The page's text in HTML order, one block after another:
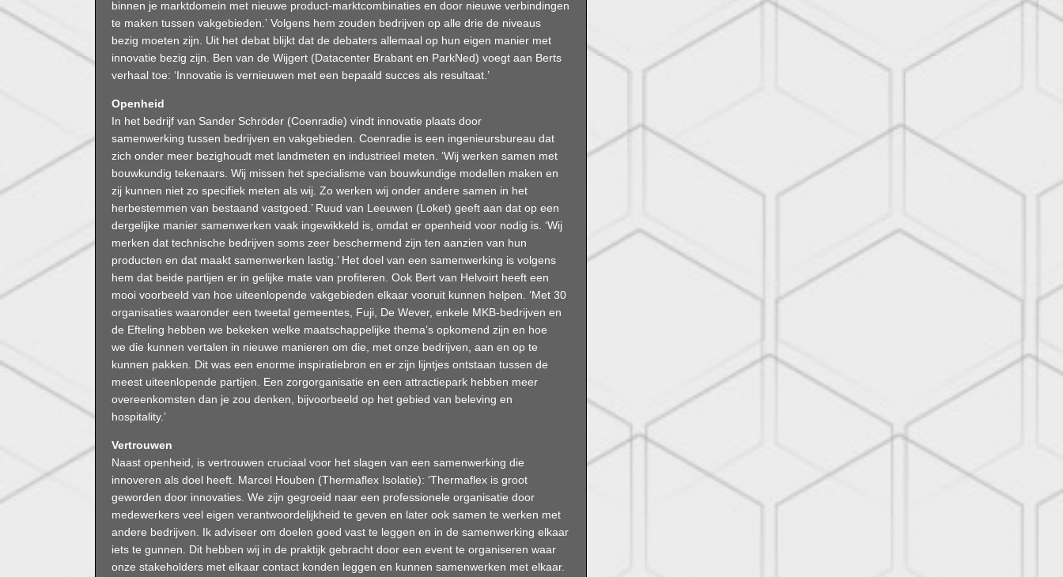
binnen je marktdomein met nieuwe product-marktcombinaties en door nieuwe verbindingen
te maken tussen vakgebieden.’ Volgens hem zouden bedrijven op alle drie de niveaus
bezig moeten zijn. Uit het debat blijkt dat de debaters allemaal op hun eigen manier met
innovatie bezig zijn. Ben van de Wijgert (Datacenter Brabant en ParkNed) voegt aan Berts
verhaal toe: ‘Innovatie is vernieuwen met een bepaald succes als resultaat.’
Openheid
In het bedrijf van Sander Schröder (Coenradie) vindt innovatie plaats door
samenwerking tussen bedrijven en vakgebieden. Coenradie is een ingenieursbureau dat
zich onder meer bezighoudt met landmeten en industrieel meten. ‘Wij werken samen met
bouwkundig tekenaars. Wij missen het specialisme van bouwkundige modellen maken en
zij kunnen niet zo specifiek meten als wij. Zo werken wij onder andere samen in het
herbestemmen van bestaand vastgoed.’ Ruud van Leeuwen (Loket) geeft aan dat op een
dergelijke manier samenwerken vaak ingewikkeld is, omdat er openheid voor nodig is. ‘Wij
merken dat technische bedrijven soms zeer beschermend zijn ten aanzien van hun
producten en dat maakt samenwerken lastig.’ Het doel van een samenwerking is volgens
hem dat beide partijen er in gelijke mate van profiteren. Ook Bert van Helvoirt heeft een
mooi voorbeeld van hoe uiteenlopende vakgebieden elkaar vooruit kunnen helpen. ‘Met 30
organisaties waaronder een tweetal gemeentes, Fuji, De Wever, enkele MKB-bedrijven en
de Efteling hebben we bekeken welke maatschappelijke thema’s opkomend zijn en hoe
we die kunnen vertalen in nieuwe manieren om die, met onze bedrijven, aan en op te
kunnen pakken. Dit was een enorme inspiratiebron en er zijn lijntjes ontstaan tussen de
meest uiteenlopende partijen. Een zorgorganisatie en een attractiepark hebben meer
overeenkomsten dan je zou denken, bijvoorbeeld op het gebied van beleving en
hospitality.’
Vertrouwen
Naast openheid, is vertrouwen cruciaal voor het slagen van een samenwerking die
innoveren als doel heeft. Marcel Houben (Thermaflex Isolatie): ‘Thermaflex is groot
geworden door innovaties. We zijn gegroeid naar een professionele organisatie door
medewerkers veel eigen verantwoordelijkheid te geven en later ook samen te werken met
andere bedrijven. Ik adviseer om doelen goed vast te leggen en in de samenwerking elkaar
iets te gunnen. Dit hebben wij in de praktijk gebracht door een event te organiseren waar
onze stakeholders met elkaar contact konden leggen en kunnen samenwerken met elkaar.